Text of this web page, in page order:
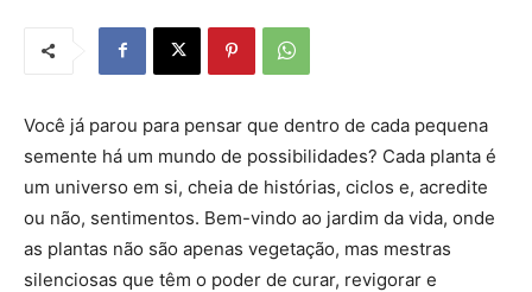
Você já parou para pensar que dentro de cada pequena
semente há um mundo de possibilidades? Cada planta é
um universo em si, cheia de histórias, ciclos e, acredite
ou não, sentimentos. Bem-vindo ao jardim da vida, onde
as plantas não são apenas vegetação, mas mestras
silenciosas que têm o poder de curar, revigorar e